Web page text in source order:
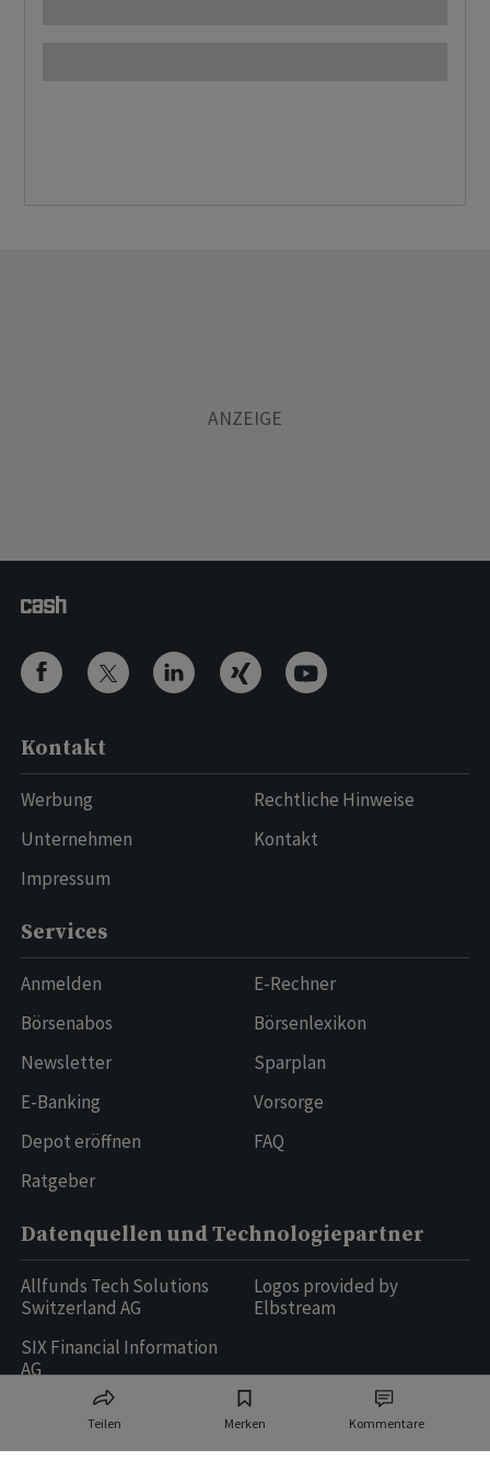
Teilen Merken Kommentare
Kontakt
Werbung
Unternehmen
Impressum
Rechtliche Hinweise
Kontakt
Services
Anmelden
Börsenabos
Newsletter
E-Banking
Depot eröffnen
Ratgeber
E-Rechner
Börsenlexikon
Sparplan
Vorsorge
FAQ
Datenquellen und Technologiepartner
Allfunds Tech Solutions
Switzerland AG
SIX Financial Information
AG
Logos provided by
Elbstream
Ringier AG | Ringier Medien Schweiz